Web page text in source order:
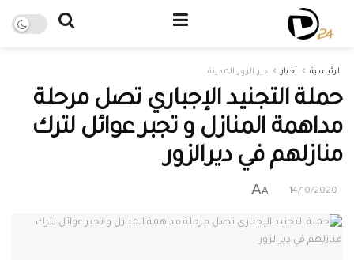
الرئيسية أخبار دير الزور المدينة
حملة التجنيد الإجباري تصل مرحلة
مداهمة المنازل و تجبر عوائل لترك
منازلهم في ديرالزور
14/10/2020
A
A